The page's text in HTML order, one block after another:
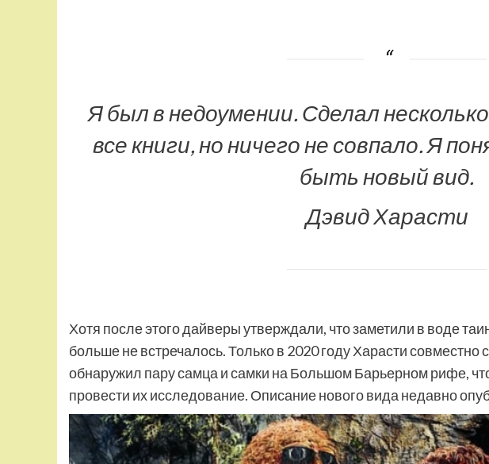
Я был в недоумении. Сделал
все книги, но ничего не совпало. Я
быть новый вид.
Дэвид Харасти
Хотя после этого дайверы утверждали, что заметили в воде
больше не встречалось. Только в 2020 году Харасти
обнаружил пару самца и самки на Большом Барьерном рифе,
провести их исследование. Описание нового вида недавно